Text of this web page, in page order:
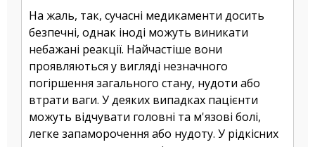
На жаль, так, сучасні медикаменти досить
безпечні, однак іноді можуть виникати
небажані реакції. Найчастіше вони
проявляються у вигляді незначного
погіршення загального стану, нудоти або
втрати ваги. У деяких випадках пацієнти
можуть відчувати головні та м'язові болі,
легке запаморочення або нудоту. У рідкісних